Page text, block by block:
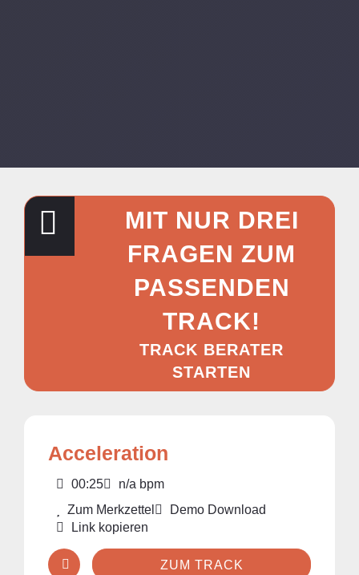
MIT NUR DREI
FRAGEN ZUM
PASSENDEN
TRACK!
TRACK BERATER
STARTEN
Acceleration
00:25
n/a bpm
Zum Merkzettel
Demo Download
Link kopieren
ZUM TRACK